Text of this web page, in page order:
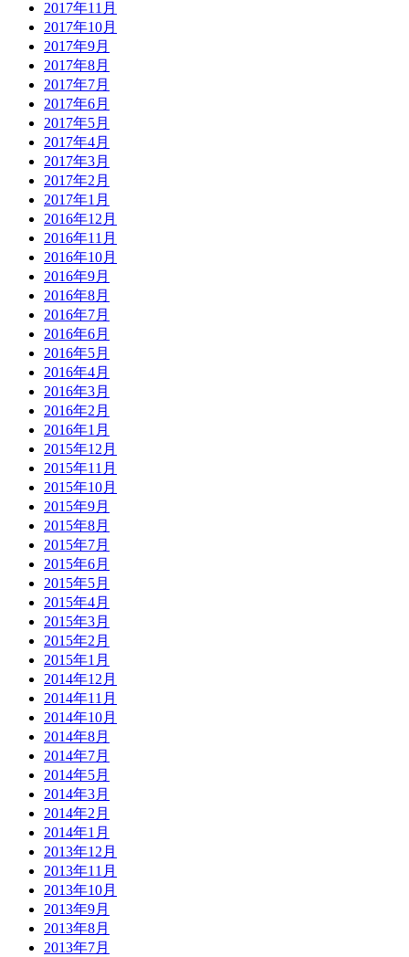
2017年11月
2017年10月
2017年9月
2017年8月
2017年7月
2017年6月
2017年5月
2017年4月
2017年3月
2017年2月
2017年1月
2016年12月
2016年11月
2016年10月
2016年9月
2016年8月
2016年7月
2016年6月
2016年5月
2016年4月
2016年3月
2016年2月
2016年1月
2015年12月
2015年11月
2015年10月
2015年9月
2015年8月
2015年7月
2015年6月
2015年5月
2015年4月
2015年3月
2015年2月
2015年1月
2014年12月
2014年11月
2014年10月
2014年8月
2014年7月
2014年5月
2014年3月
2014年2月
2014年1月
2013年12月
2013年11月
2013年10月
2013年9月
2013年8月
2013年7月